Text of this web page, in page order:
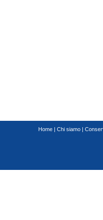
Home | Chi siamo |